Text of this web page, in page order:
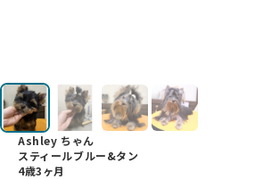
Ashley ちゃん
スティールブルー&タン
4歳3ヶ月